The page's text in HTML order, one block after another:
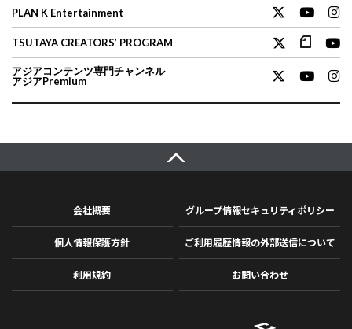
PLAN K Entertainment
TSUTAYA CREATORS’ PROGRAM
アジアコンテンツ専門チャンネル
アジアPremium
会社概要 グループ情報セキュリティポリシー
個人情報保護方針 ご利用履歴情報の外部送信について
利用規約 お問い合わせ